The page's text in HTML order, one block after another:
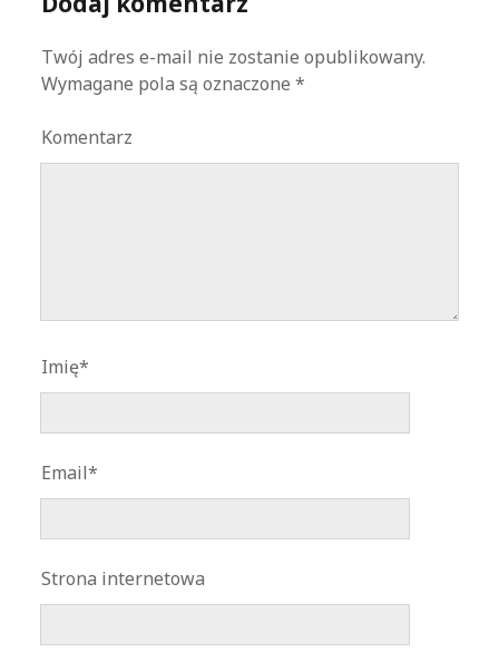
Twój adres e-mail nie zostanie opublikowany.
Wymagane pola są oznaczone*
Komentarz
Imię*
Email*
Strona internetowa